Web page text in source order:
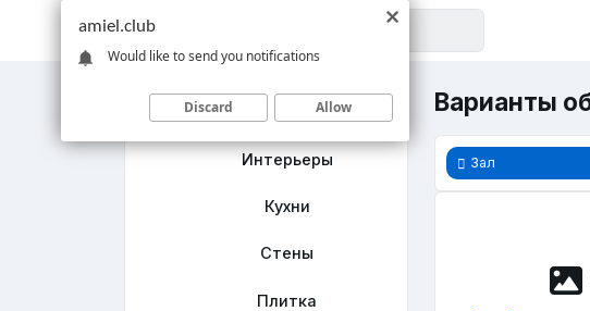
Главная
Интерьеры
Кухни
Стены
Плитка
Варианты
Зал
amiel.club
Would like to send you notifications
Discard Allow